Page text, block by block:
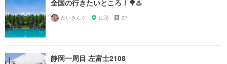
全国の行きたいところ！🌳♨️
たいきんぐ 山形 27
静岡一周目 左富士2108